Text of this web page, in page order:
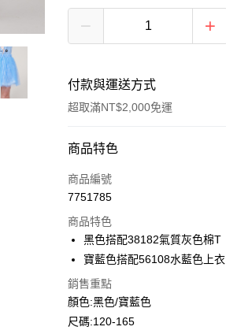
付款與運送方式
超取滿NT$2,000免運
付款方式
信用卡一次付款
LINE Pay
Apple Pay
Google Pay
ATM付款
商品特色
商品編號
7751785
商品特色
黑色搭配38182氣質灰色棉T
寶藍色搭配56108水藍色上衣
銷售重點
顏色:黑色/寶藍色
尺碼:120-165